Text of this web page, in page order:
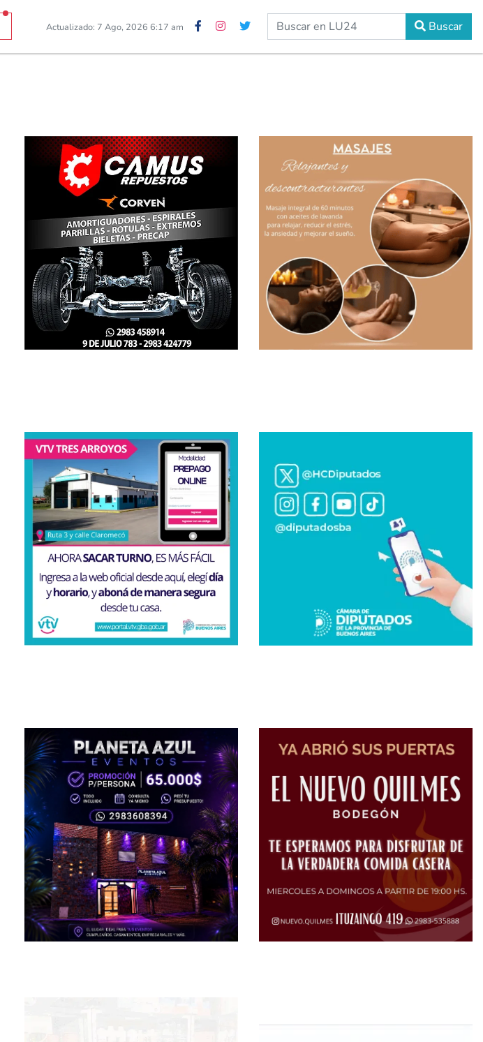
Actualizado: 7 Ago, 2026 6:17 am Buscar